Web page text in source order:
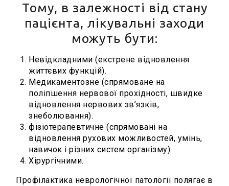
Тому, в залежності від стану
пацієнта, лікувальні заходи
можуть бути:
Невідкладними (екстрене відновлення
життєвих функцій).
Медикаментозне (спрямоване на
поліпшення нервової прохідності, швидке
відновлення нервових зв’язків,
знеболювання).
фізіотерапевтичне (спрямовані на
відновлення рухових можливостей, умінь,
навичок і різних систем організму).
Хірургічними.
Профілактика неврологічної патології полягає в